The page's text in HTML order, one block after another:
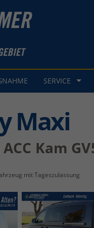
SERVICE
Maxi
Kam
mit Tageszulassung